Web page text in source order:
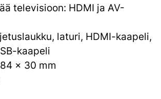
televisioon: HDMI ja AV-
laturi, HDMI-kaapeli,
kaapeli
x 30 mm